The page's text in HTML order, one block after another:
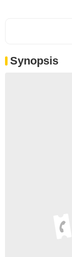
Synopsis